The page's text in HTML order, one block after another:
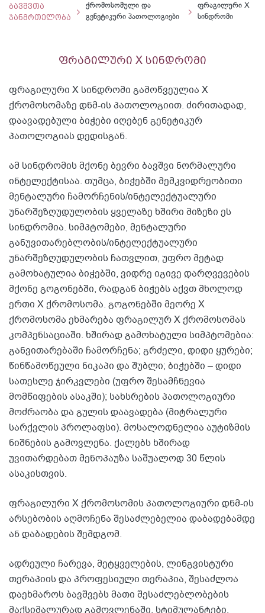
ბავშვთა
ჯანმრთელობა
ქრომოსომული და
გენეტიკური პათოლოგიები
ფრაგილური X
სინდრომი
ფრაგილური X სინდრომი
ფრაგილური X სინდრომი გამოწვეულია X
ქრომოსომაზე დნმ-ის პათოლოგიით. ძირითადად,
დაავადებული ბიჭები იღებენ გენეტიკურ
პათოლოგიას დედისგან.
ამ სინდრომის მქონე ბევრი ბავშვი ნორმალური
ინტელექტისაა. თუმცა, ბიჭებში მემკვიდრეობითი
მენტალური ჩამორჩენის/ინტელექტუალური
უნარშეზღუდულობის ყველაზე ხშირი მიზეზი ეს
სინდრომია. სიმპტომები, მენტალური
განუვითარებლობის/ინტელექტუალური
უნარშეზღუდულობის ჩათვლით, უფრო მეტად
გამოხატულია ბიჭებში, ვიდრე იგივე დარღვევების
მქონე გოგონებში, რადგან ბიჭებს აქვთ მხოლოდ
ერთი X ქრომოსომა. გოგონებში მეორე X
ქრომოსომა ეხმარება ფრაგილურ X ქრომოსომას
კომპენსაციაში. ხშირად გამოხატული სიმპტომებია:
განვითარებაში ჩამორჩენა; გრძელი, დიდი ყურები;
წინწამოწეული ნიკაპი და შუბლი; ბიჭებში – დიდი
სათესლე ჯირკვლები (უფრო შესამჩნევია
მომწიფების ასაკში); სახსრების პათოლოგიური
მოძრაობა და გულის დაავადება (მიტრალური
სარქვლის პროლაფსი). მოსალოდნელია აუტიზმის
ნიშნების გამოვლენა. ქალებს ხშირად
უვითარდებათ მენოპაუზა საშუალოდ 30 წლის
ასაკისთვის.
ფრაგილური X ქრომოსომის პათოლოგიური დნმ-ის
არსებობის აღმოჩენა შესაძლებელია დაბადებამდე
ან დაბადების შემდგომ.
ადრეული ჩარევა, მეტყველების, ლინგვისტური
თერაპიის და პროფესიული თერაპია, შესაძლოა
დაეხმაროს ბავშვებს მათი შესაძლებლობების
მაქსიმალურად გამოვლენაში. სტიმულანტები,